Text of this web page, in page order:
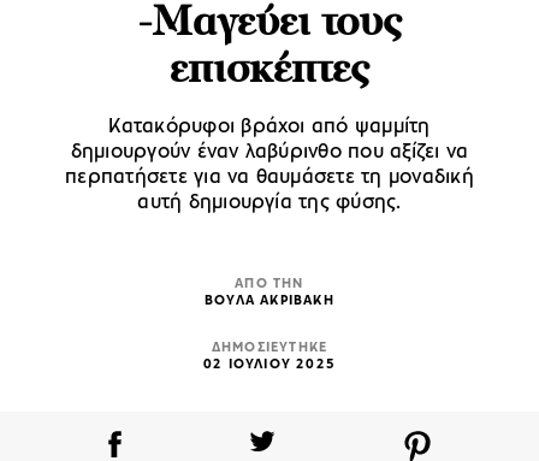
-Μαγεύει τους
επισκέπτες
Κατακόρυφοι βράχοι από ψαμμίτη
δημιουργούν έναν λαβύρινθο που αξίζει να
περπατήσετε για να θαυμάσετε τη μοναδική
αυτή δημιουργία της φύσης.
ΑΠΟ ΤΗΝ
ΒΟΥΛΑ ΑΚΡΙΒΑΚΗ
ΔΗΜΟΣΙΕΥΤΗΚΕ
02 ΙΟΥΛΙΟΥ 2025